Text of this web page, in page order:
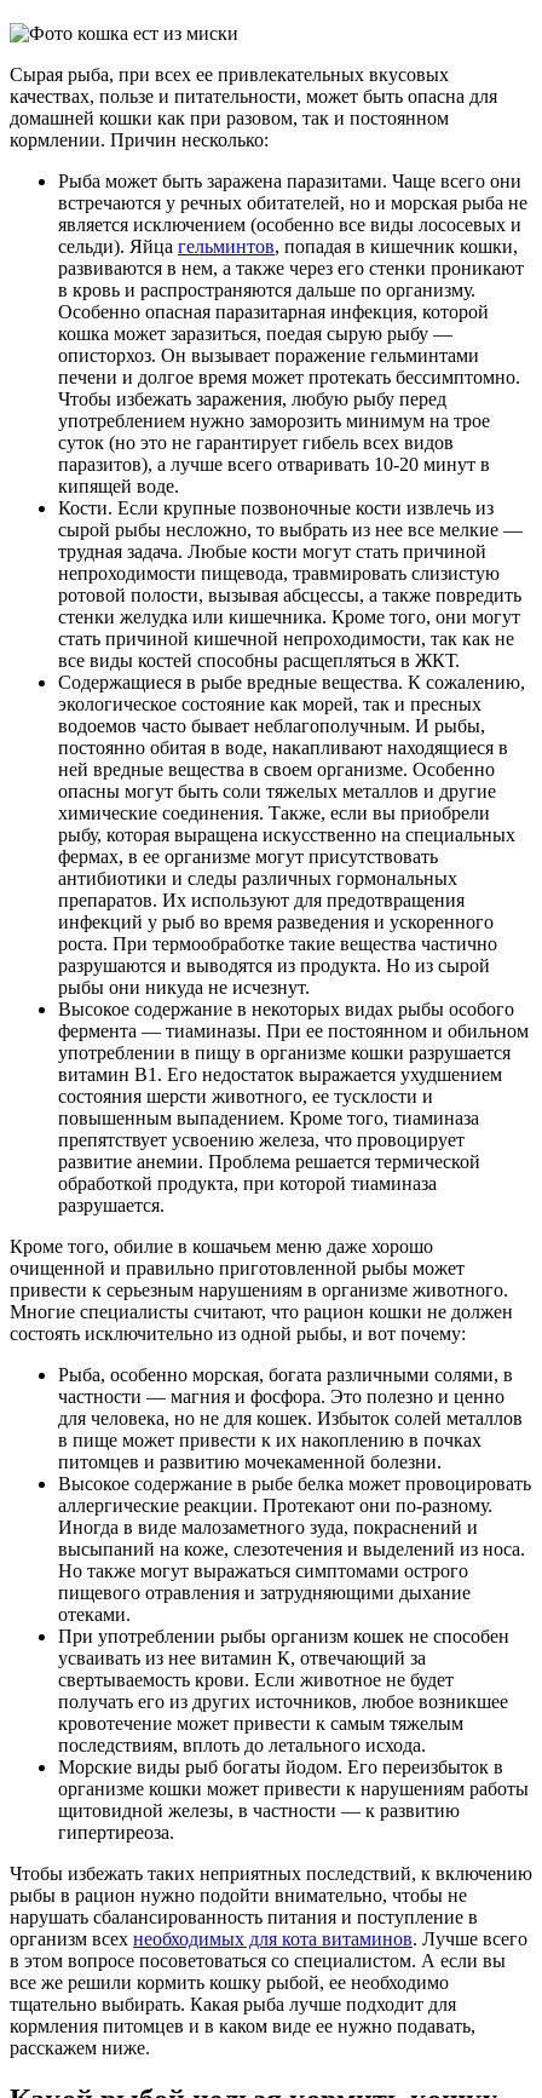
Сырая рыба, при всех ее привлекательных вкусовых
качествах, пользе и питательности, может быть опасна для
домашней кошки как при разовом, так и постоянном
кормлении. Причин несколько:
Рыба может быть заражена паразитами. Чаще всего они
встречаются у речных обитателей, но и морская рыба не
является исключением (особенно все виды лососевых и
сельди). Яйца гельминтов, попадая в кишечник кошки,
развиваются в нем, а также через его стенки проникают
в кровь и распространяются дальше по организму.
Особенно опасная паразитарная инфекция, которой
кошка может заразиться, поедая сырую рыбу —
описторхоз. Он вызывает поражение гельминтами
печени и долгое время может протекать бессимптомно.
Чтобы избежать заражения, любую рыбу перед
употреблением нужно заморозить минимум на трое
суток (но это не гарантирует гибель всех видов
паразитов), а лучше всего отваривать 10-20 минут в
кипящей воде.
Кости. Если крупные позвоночные кости извлечь из
сырой рыбы несложно, то выбрать из нее все мелкие —
трудная задача. Любые кости могут стать причиной
непроходимости пищевода, травмировать слизистую
ротовой полости, вызывая абсцессы, а также повредить
стенки желудка или кишечника. Кроме того, они могут
стать причиной кишечной непроходимости, так как не
все виды костей способны расщепляться в ЖКТ.
Содержащиеся в рыбе вредные вещества. К сожалению,
экологическое состояние как морей, так и пресных
водоемов часто бывает неблагополучным. И рыбы,
постоянно обитая в воде, накапливают находящиеся в
ней вредные вещества в своем организме. Особенно
опасны могут быть соли тяжелых металлов и другие
химические соединения. Также, если вы приобрели
рыбу, которая выращена искусственно на специальных
фермах, в ее организме могут присутствовать
антибиотики и следы различных гормональных
препаратов. Их используют для предотвращения
инфекций у рыб во время разведения и ускоренного
роста. При термообработке такие вещества частично
разрушаются и выводятся из продукта. Но из сырой
рыбы они никуда не исчезнут.
Высокое содержание в некоторых видах рыбы особого
фермента — тиаминазы. При ее постоянном и обильном
употреблении в пищу в организме кошки разрушается
витамин В1. Его недостаток выражается ухудшением
состояния шерсти животного, ее тусклости и
повышенным выпадением. Кроме того, тиаминаза
препятствует усвоению железа, что провоцирует
развитие анемии. Проблема решается термической
обработкой продукта, при которой тиаминаза
разрушается.
Кроме того, обилие в кошачьем меню даже хорошо
очищенной и правильно приготовленной рыбы может
привести к серьезным нарушениям в организме животного.
Многие специалисты считают, что рацион кошки не должен
состоять исключительно из одной рыбы, и вот почему:
Рыба, особенно морская, богата различными солями, в
частности — магния и фосфора. Это полезно и ценно
для человека, но не для кошек. Избыток солей металлов
в пище может привести к их накоплению в почках
питомцев и развитию мочекаменной болезни.
Высокое содержание в рыбе белка может провоцировать
аллергические реакции. Протекают они по-разному.
Иногда в виде малозаметного зуда, покраснений и
высыпаний на коже, слезотечения и выделений из носа.
Но также могут выражаться симптомами острого
пищевого отравления и затрудняющими дыхание
отеками.
При употреблении рыбы организм кошек не способен
усваивать из нее витамин К, отвечающий за
свертываемость крови. Если животное не будет
получать его из других источников, любое возникшее
кровотечение может привести к самым тяжелым
последствиям, вплоть до летального исхода.
Морские виды рыб богаты йодом. Его переизбыток в
организме кошки может привести к нарушениям работы
щитовидной железы, в частности — к развитию
гипертиреоза.
Чтобы избежать таких неприятных последствий, к включению
рыбы в рацион нужно подойти внимательно, чтобы не
нарушать сбалансированность питания и поступление в
организм всех необходимых для кота витаминов. Лучше всего
в этом вопросе посоветоваться со специалистом. А если вы
все же решили кормить кошку рыбой, ее необходимо
тщательно выбирать. Какая рыба лучше подходит для
кормления питомцев и в каком виде ее нужно подавать,
расскажем ниже.